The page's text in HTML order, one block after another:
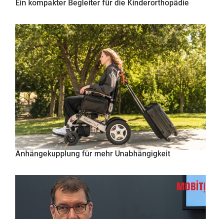
Ein kompakter Begleiter für die Kinderorthopädie
Anhängekupplung für mehr Unabhängigkeit